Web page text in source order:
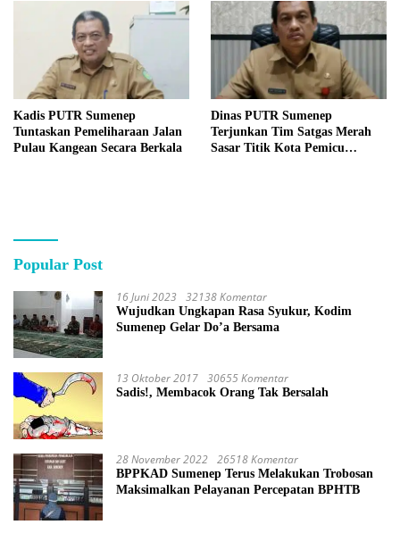
Kadis PUTR Sumenep
Tuntaskan Pemeliharaan Jalan
Pulau Kangean Secara Berkala
Dinas PUTR Sumenep
Terjunkan Tim Satgas Merah
Sasar Titik Kota Pemicu
Popular Post
16 Juni 2023 32138 Komentar
Wujudkan Ungkapan Rasa Syukur, Kodim
Sumenep Gelar Do’a Bersama
13 Oktober 2017 30655 Komentar
Sadis!, Membacok Orang Tak Bersalah
28 November 2022 26518 Komentar
BPPKAD Sumenep Terus Melakukan Trobosan
Maksimalkan Pelayanan Percepatan BPHTB